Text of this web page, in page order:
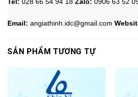
Tel: 028 66 54 94 18 Zalo: 0906 63 52
Email: angiathinh.idc@gmail.com
SẢN PHẨM TƯƠNG TỰ